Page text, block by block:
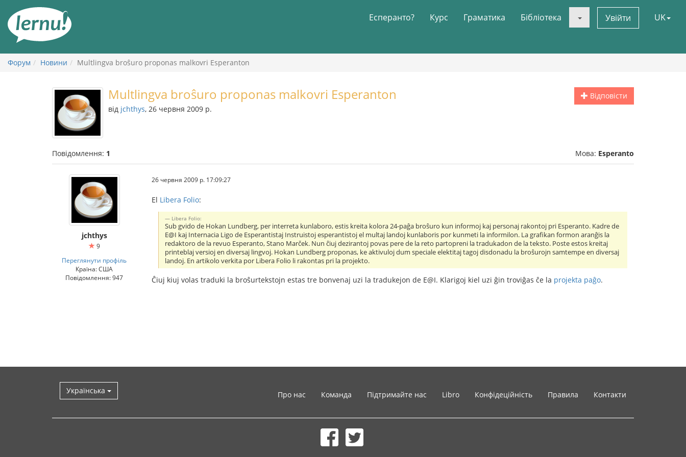
змісту
Есперанто? Курс Граматика Бібліотека Увійти UK
Форум Новини Multlingva broŝuro proponas malkovri Esperanton
Відповісти
Multlingva broŝuro proponas malkovri Esperanton
від jchthys, 26 червня 2009 р.
Повідомлення: 1 Мова: Esperanto
jchthys
9
Переглянути профіль
Країна: США
Повідомлення: 947
26 червня 2009 р. 17:09:27
El Libera Folio:
Libera Folio:
Sub gvido de Hokan Lundberg, per interreta kunlaboro, estis kreita kolora 24-paĝa broŝuro kun informoj kaj personaj rakontoj pri Esperanto. Kadre de
E@I kaj Internacia Ligo de Esperantistaj Instruistoj esperantistoj el multaj landoj kunlaboris por kunmeti la informilon. La grafikan formon aranĝis la
redaktoro de la revuo Esperanto, Stano Marček. Nun ĉiuj dezirantoj povas pere de la reto partopreni la tradukadon de la teksto. Poste estos kreitaj
printeblaj versioj en diversaj lingvoj. Hokan Lundberg proponas, ke aktivuloj dum speciale elektitaj tagoj disdonadu la broŝurojn samtempe en diversaj
landoj. En artikolo verkita por Libera Folio li rakontas pri la projekto.
Ĉiuj kiuj volas traduki la broŝurtekstojn estas tre bonvenaj uzi la tradukejon de E@I. Klarigoj kiel uzi ĝin troviĝas ĉe la projekta paĝo.
Українська Про нас Команда Підтримайте нас Libro Конфідеційність Правила Контакти